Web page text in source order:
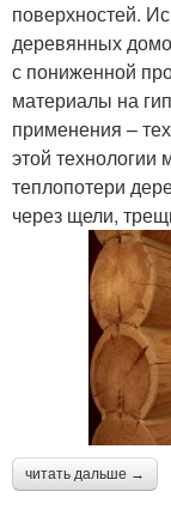
поверхностей.
деревянных
с пониженной
материалы на
применения –
этой
теплопотери
через щели,
читать дальше →